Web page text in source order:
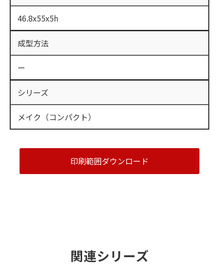
46.8x55x5h
成型方法
ー
シリーズ
メイク（コンパクト）
印刷範囲ダウンロード
関連シリーズ